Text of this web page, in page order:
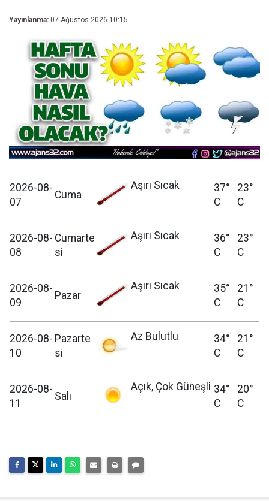
Yayınlanma: 07 Ağustos 2026 10:15
2026-08-
07
Cuma
Aşırı Sıcak
37°
C
23°
C
2026-08-
08
Cumarte
si
Aşırı Sıcak
36°
C
23°
C
2026-08-
09
Pazar
Aşırı Sıcak
35°
C
21°
C
2026-08-
10
Pazarte
si
Az Bulutlu
34°
C
21°
C
2026-08-
11
Salı
Açık, Çok Güneşli 34°
C
20°
C